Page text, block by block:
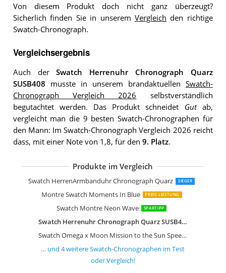
Von diesem Produkt doch nicht ganz überzeugt?
Sicherlich finden Sie in unserem Vergleich den richtige
Swatch-Chronograph.
Vergleichsergebnis
Auch derSwatch Herrenuhr Chronograph Quarz
SUSB408 musste in unserem brandaktuellen Swatch-
Chronograph Vergleich 2026 selbstverständlich
begutachtet werden. Das Produkt schneidet Gutab,
vergleicht man die 9 besten Swatch-Chronographen für
den Mann: Im Swatch-Chronograph Vergleich 2026 reicht
dass, mit einer Note von 1,8, für den 9. Platz.
Produkte im Vergleich
Swatch HerrenArmbanduhr Chronograph Quarz SIEGER
Montre Swatch Moments In Blue PREIS-LEISTUNG
Swatch Montre Neon Wave SPARTIPP
Swatch Herrenuhr Chronograph Quarz SUSB408
Swatch Omega x Moon Mission to the Sun Speedmaster Gelb
Swatch Damen Armbanduhr
Swatch Flowing Freshly Armbanduhr
Swatch Herren Chronograph Quarz
… und4weitereSwatch-Chronographen im Test
oder Vergleich!